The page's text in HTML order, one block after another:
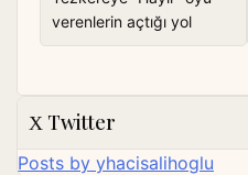
verenlerin açtığı yol
Twitter
Posts by yhacisalihoglu